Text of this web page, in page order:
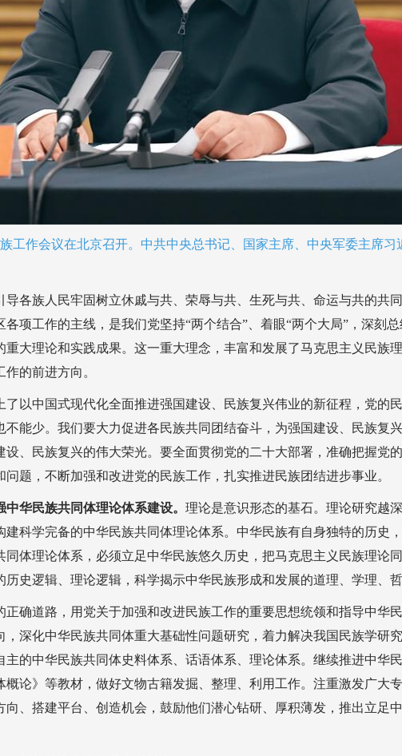
作会议在北京召开。中共中央总书记、国家主席、中央军委主席习
各族人民牢固树立休戚与共、荣辱与共、生死与共、命运与共的共
项工作的主线，是我们党坚持“两个结合”、着眼“两个大局”，深刻
大理论和实践成果。这一重大理念，丰富和发展了马克思主义民族
的前进方向。
以中国式现代化全面推进强国建设、民族复兴伟业的新征程，党的
能少。我们要大力促进各民族共同团结奋斗，为强国建设、民族复
、民族复兴的伟大荣光。要全面贯彻党的二十大部署，准确把握党
题，不断加强和改进党的民族工作，扎实推进民族团结进步事业。
华民族共同体理论体系建设。 理论是意识形态的基石。理论研究越
科学完备的中华民族共同体理论体系。中华民族有自身独特的历史
体理论体系，必须立足中华民族悠久历史，把马克思主义民族理论
史逻辑、理论逻辑，科学揭示中华民族形成和发展的道理、学理、哲
确道路，用党关于加强和改进民族工作的重要思想统领和指导中华
深化中华民族共同体重大基础性问题研究，着力解决我国民族学研
的中华民族共同体史料体系、话语体系、理论体系。继续推进中华
论》等教材，做好文物古籍发掘、整理、利用工作。注重激发广大
、搭建平台、创造机会，鼓励他们潜心钻研、厚积薄发，推出立足